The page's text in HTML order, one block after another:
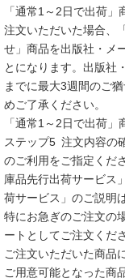
「通常1～2日で出荷
注文いただいた場合、
せ」商品を出版社・メ
とになります。出版社
までに最大3週間のご
めご了承ください。
「通常1～2日で出荷
ステップ5 注文内容の
のご利用をご指定くだ
庫品先行出荷サービス
荷サービス」のご説明
特にお急ぎのご注文の
ートとしてご注文くだ
ご注文いただいた商品
ご用意可能となった商